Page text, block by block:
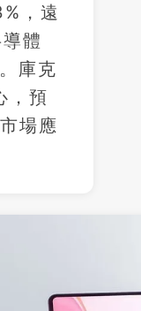
，遠
體
庫克
，預
場應